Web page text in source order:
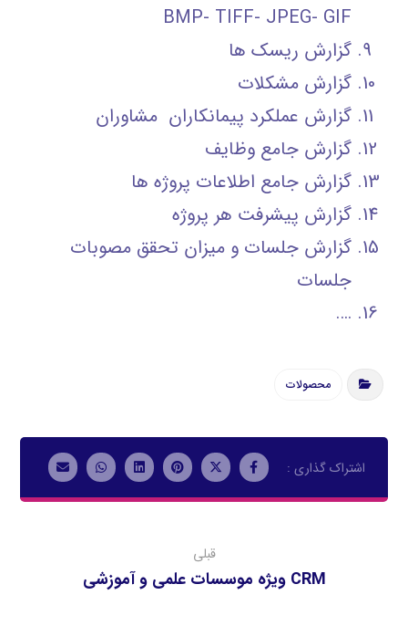
BMP- TIFF- JPEG- GIF
گزارش ریسک ها
گزارش مشکلات
گزارش عملکرد پیمانکاران مشاوران
گزارش جامع وظایف
گزارش جامع اطلاعات پروژه ها
گزارش پیشرفت هر پروژه
گزارش جلسات و میزان تحقق مصوبات
جلسات
….
محصولات
قبلی
CRM ویژه موسسات علمی و آموزشی